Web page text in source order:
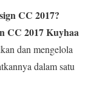
CC 2017?
CC 2017 Kuyhaa
dan mengelola
dalam satu